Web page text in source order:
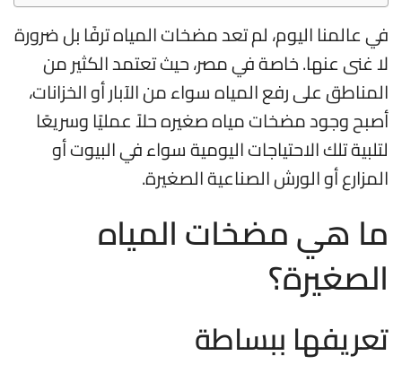
في عالمنا اليوم، لم تعد مضخات المياه ترفًا بل ضرورة
لا غنى عنها. خاصة في مصر، حيث تعتمد الكثير من
المناطق على رفع المياه سواء من الآبار أو الخزانات،
أصبح وجود مضخات مياه صغيره حلاً عمليًا وسريعًا
لتلبية تلك الاحتياجات اليومية سواء في البيوت أو
المزارع أو الورش الصناعية الصغيرة.
ما هي مضخات المياه
الصغيرة؟
تعريفها ببساطة